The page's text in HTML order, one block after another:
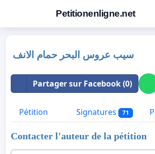
Petitionenligne.net
سيب عروس البحر حمام الانف
Partager sur Facebook (0)
Pétition Signatures 71
Contacter l'auteur de la pétition